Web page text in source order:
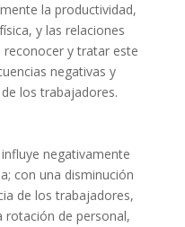
la productividad,
y las relaciones
y tratar este
negativas y
los trabajadores.
negativamente
con una disminución
de los trabajadores,
rotación de personal,